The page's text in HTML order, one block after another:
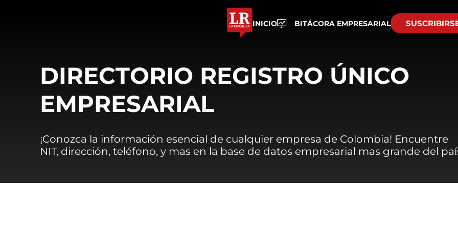
INICIO BITÁCORA EMPRESARIAL
DIRECTORIO REGISTRO ÚNICO
EMPRESARIAL
¡Conozca la información esencial de cualquier empresa de Colombia! Encuentre
NIT, dirección, teléfono, y mas en la base de datos empresarial mas grande del